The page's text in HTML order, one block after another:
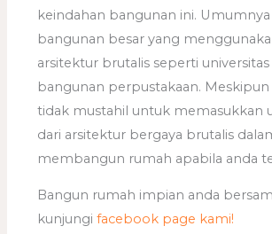
keindahan bangunan ini.
bangunan besar yang
arsitektur brutalis seperti
bangunan perpustakaan.
tidak mustahil untuk memasukkan
dari arsitektur bergaya brutalis
membangun rumah apabila anda
Bangun rumah impian anda
kunjungifacebook page kami!